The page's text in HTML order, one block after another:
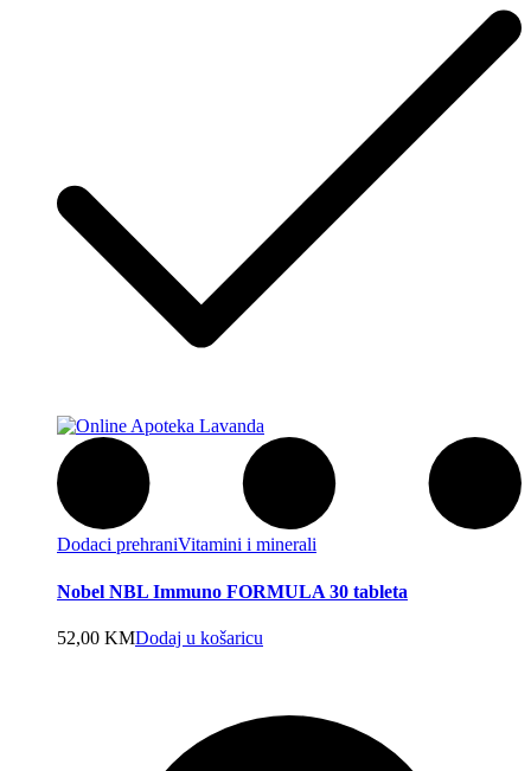
Dodaci prehraniVitamini i minerali
Nobel NBL Immuno FORMULA 30 tableta
52,00 KMDodaj u košaricu